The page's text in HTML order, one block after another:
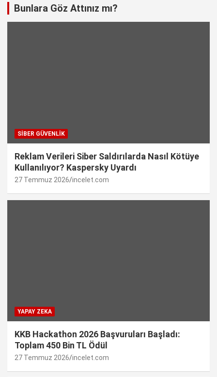
Bunlara Göz Attınız mı?
SIBER GÜVENLIK
Reklam Verileri Siber Saldırılarda Nasıl Kötüye
Kullanılıyor? Kaspersky Uyardı
27 Temmuz 2026 incelet.com
YAPAY ZEKA
KKB Hackathon 2026 Başvuruları Başladı:
Toplam 450 Bin TL Ödül
27 Temmuz 2026 incelet.com